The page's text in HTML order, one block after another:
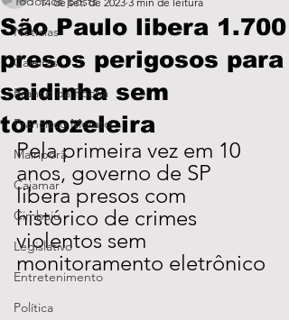
Notícias
Caieiras
Franco da Rocha
Francisco Morato
Mairiporã
Cajamar
Cimbaju
Legislativo
Entretenimento
Política
São Paulo libera 1.700
presos perigosos para
saidinha sem
tornozeleira
Pela primeira vez em 10
anos, governo de SP
libera presos com
histórico de crimes
violentos sem
monitoramento eletrônico